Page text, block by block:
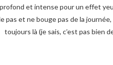
et intense pour un effet
pas et ne bouge pas de la
toujours là (je sais, c’est pas bien